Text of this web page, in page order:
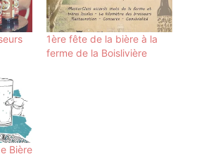
1ère fête de la bière à la
ferme de la Boislivière
Bière